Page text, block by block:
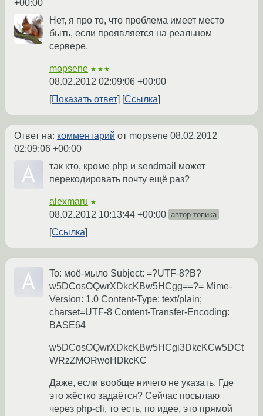
+00:00
Нет, я про то, что проблема имеет место
быть, если проявляется на реальном
сервере.
mopsene ★★★
08.02.2012 02:09:06 +00:00
Показать ответ
Ссылка
Ответ на: комментарий от mopsene 08.02.2012
02:09:06 +00:00
так кто, кроме php и sendmail может
перекодировать почту ещё раз?
alexmaru ★
08.02.2012 10:13:44 +00:00 автор топика
Ссылка
To: моё-мыло Subject: =?UTF-8?B?
w5DCosOQwrXDkcKBw5HCgg==?= Mime-
Version: 1.0 Content-Type: text/plain;
charset=UTF-8 Content-Transfer-Encoding:
BASE64
w5DCosOQwrXDkcKBw5HCgi3DkcKCw5DCt
WRzZMORwoHDkcKC
Даже, если вообще ничего не указать. Где
это жёстко задаётся? Сейчас посылаю
через php-cli, то есть, по идее, это прямой